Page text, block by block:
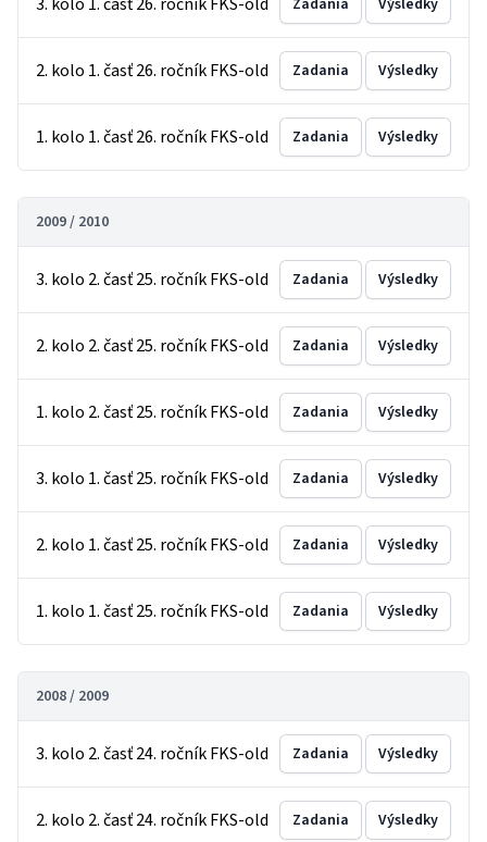
Zadania Výsledky
2. kolo 1. časť 26. ročník FKS-old Zadania Výsledky
1. kolo 1. časť 26. ročník FKS-old Zadania Výsledky
2009 / 2010
3. kolo 2. časť 25. ročník FKS-old Zadania Výsledky
2. kolo 2. časť 25. ročník FKS-old Zadania Výsledky
1. kolo 2. časť 25. ročník FKS-old Zadania Výsledky
3. kolo 1. časť 25. ročník FKS-old Zadania Výsledky
2. kolo 1. časť 25. ročník FKS-old Zadania Výsledky
1. kolo 1. časť 25. ročník FKS-old Zadania Výsledky
2008 / 2009
3. kolo 2. časť 24. ročník FKS-old Zadania Výsledky
2. kolo 2. časť 24. ročník FKS-old Zadania Výsledky